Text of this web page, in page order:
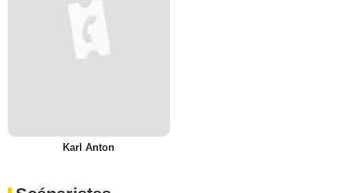
Karl Anton